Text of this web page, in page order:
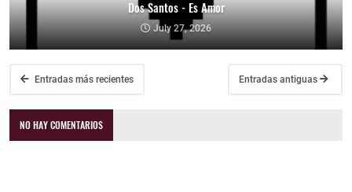
Dos Santos - Es Amor
July 27, 2026
Entradas más recientes Entradas antiguas
NO HAY COMENTARIOS